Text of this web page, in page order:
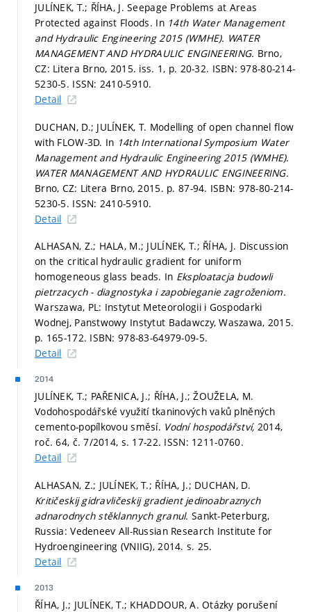
JULÍNEK, T.; ŘÍHA, J. Seepage Problems at Areas
Protected against Floods. In 14th Water Management
and Hydraulic Engineering 2015 (WMHE). WATER
MANAGEMENT AND HYDRAULIC ENGINEERING. Brno,
CZ: Litera Brno, 2015. iss. 1, p. 20-32. ISBN: 978-80-214-
5230-5. ISSN: 2410-5910.
Detail
DUCHAN, D.; JULÍNEK, T. Modelling of open channel flow
with FLOW-3D. In 14th International Symposium Water
Management and Hydraulic Engineering 2015 (WMHE).
WATER MANAGEMENT AND HYDRAULIC ENGINEERING.
Brno, CZ: Litera Brno, 2015. p. 87-94. ISBN: 978-80-214-
5230-5. ISSN: 2410-5910.
Detail
ALHASAN, Z.; HALA, M.; JULÍNEK, T.; ŘÍHA, J. Discussion
on the critical hydraulic gradient for uniform
homogeneous glass beads. In Eksploatacja budowli
pietrzacych - diagnostyka i zapobieganie zagroženiom.
Warszawa, PL: Instytut Meteorologii i Gospodarki
Wodnej, Panstwowy Instytut Badawczy, Waszawa, 2015.
p. 165-172. ISBN: 978-83-64979-09-5.
Detail
2014
JULÍNEK, T.; PAŘENICA, J.; ŘÍHA, J.; ŽOUŽELA, M.
Vodohospodářské využití tkaninových vaků plněných
cemento-popílkovou směsí. Vodní hospodářství, 2014,
roč. 64, č. 7/2014, s. 17-22. ISSN: 1211-0760.
Detail
ALHASAN, Z.; JULÍNEK, T.; ŘÍHA, J.; DUCHAN, D.
Kritičeskij gidravličeskij gradient jedinoabraznych
adnarodnych stěklannych granul. Sankt-Peterburg,
Russia: Vedeneev All-Russian Research Institute for
Hydroengineering (VNIIG), 2014. s. 25.
Detail
2013
ŘÍHA, J.; JULÍNEK, T.; KHADDOUR, A. Otázky porušení